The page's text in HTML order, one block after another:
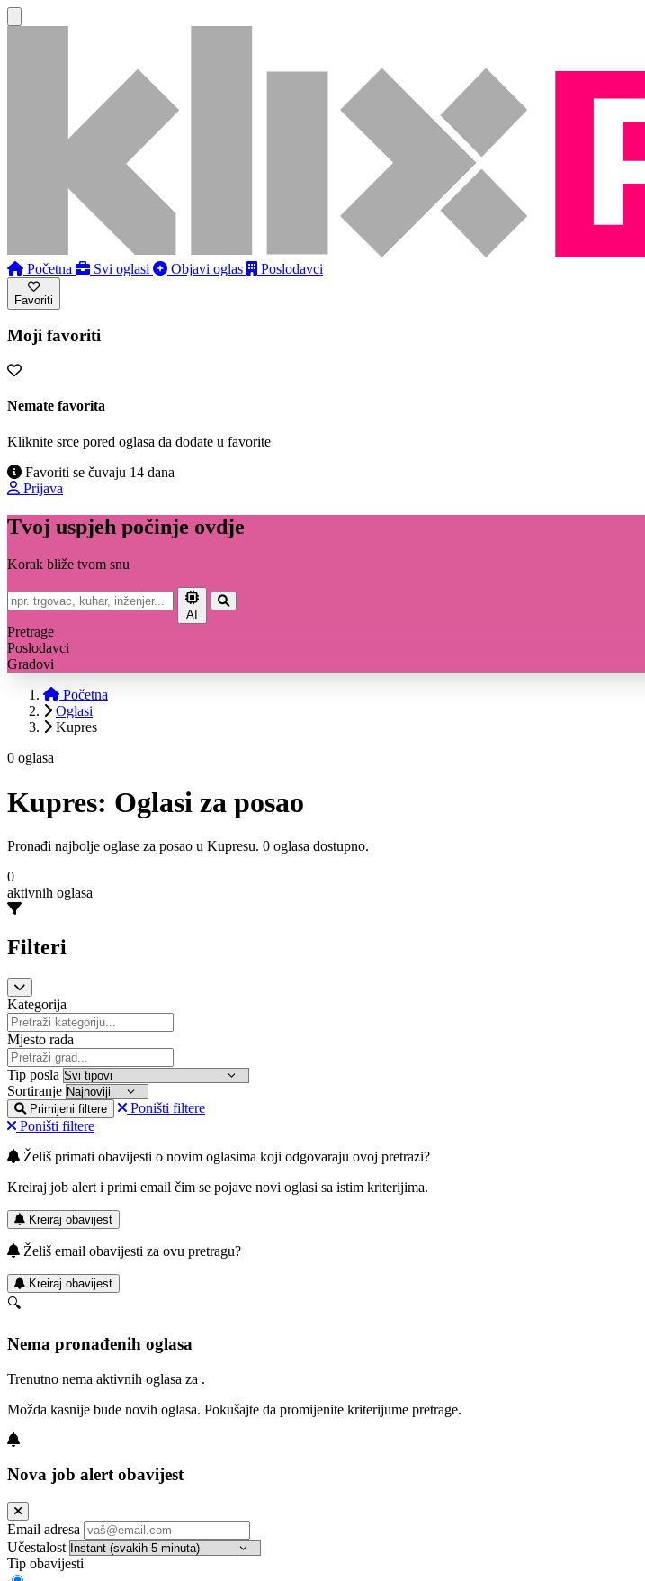
Početna Svi oglasi Objavi oglas Poslodavci
Favoriti
Moji favoriti
Nemate favorita
Kliknite srce pored oglasa da dodate u favorite
Favoriti se čuvaju 14 dana
Prijava
Tvoj uspjeh počinje ovdje
Korak bliže tvom snu
AI
Pretrage
Poslodavci
Gradovi
Početna
Oglasi
Kupres
0 oglasa
Kupres: Oglasi za posao
Pronađi najbolje oglase za posao u Kupresu. 0 oglasa dostupno.
0
aktivnih oglasa
Filteri
Kategorija
Mjesto rada
Tip posla
Sortiranje
Primijeni filtere
Poništi filtere
Poništi filtere
Želiš primati obavijesti o novim oglasima koji odgovaraju ovoj pretrazi?
Kreiraj job alert i primi email čim se pojave novi oglasi sa istim kriterijima.
Kreiraj obavijest
Želiš email obavijesti za ovu pretragu?
Kreiraj obavijest
🔍
Nema pronađenih oglasa
Trenutno nema aktivnih oglasa za .
Možda kasnije bude novih oglasa. Pokušajte da promijenite kriterijume pretrage.
Nova job alert obavijest
Email adresa
Učestalost
Tip obavijesti